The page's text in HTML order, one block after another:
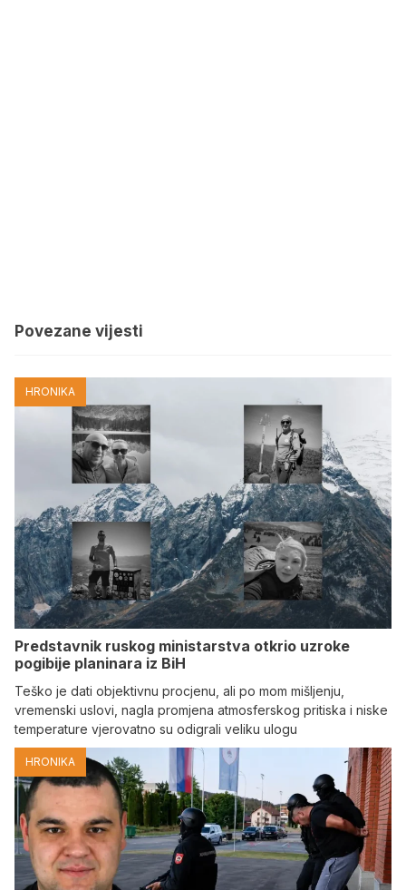
Povezane vijesti
HRONIKA
Predstavnik ruskog ministarstva otkrio uzroke
pogibije planinara iz BiH
Teško je dati objektivnu procjenu, ali po mom mišljenju,
vremenski uslovi, nagla promjena atmosferskog pritiska i niske
temperature vjerovatno su odigrali veliku ulogu
HRONIKA